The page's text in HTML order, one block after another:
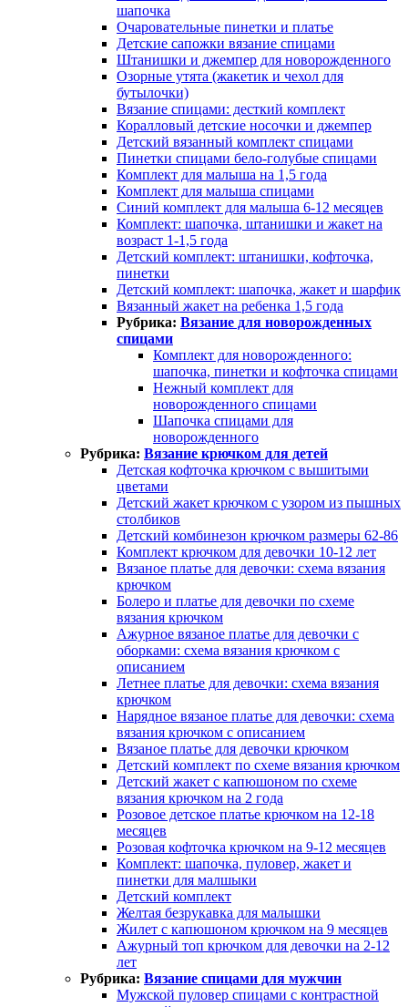
шапочка
Очаровательные пинетки и платье
Детские сапожки вязание спицами
Штанишки и джемпер для новорожденного
Озорные утята (жакетик и чехол для
бутылочки)
Вязание спицами: десткий комплект
Коралловый детские носочки и джемпер
Детский вязанный комплект спицами
Пинетки спицами бело-голубые спицами
Комплект для малыша на 1,5 года
Комплект для малыша спицами
Синий комплект для малыша 6-12 месяцев
Комплект: шапочка, штанишки и жакет на
возраст 1-1,5 года
Детский комплект: штанишки, кофточка,
пинетки
Детский комплект: шапочка, жакет и шарфик
Вязанный жакет на ребенка 1,5 года
Рубрика: Вязание для новорожденных
спицами
Комплект для новорожденного:
шапочка, пинетки и кофточка спицами
Нежный комплект для
новорожденного спицами
Шапочка спицами для
новорожденного
Рубрика: Вязание крючком для детей
Детская кофточка крючком с вышитыми
цветами
Детский жакет крючком с узором из пышных
столбиков
Детский комбинезон крючком размеры 62-86
Комплект крючком для девочки 10-12 лет
Вязаное платье для девочки: схема вязания
крючком
Болеро и платье для девочки по схеме
вязания крючком
Ажурное вязаное платье для девочки с
оборками: схема вязания крючком с
описанием
Летнее платье для девочки: схема вязания
крючком
Нарядное вязаное платье для девочки: схема
вязания крючком с описанием
Вязаное платье для девочки крючком
Детский комплект по схеме вязания крючком
Детский жакет с капюшоном по схеме
вязания крючком на 2 года
Розовое детское платье крючком на 12-18
месяцев
Розовая кофточка крючком на 9-12 месяцев
Комплект: шапочка, пуловер, жакет и
пинетки для малшыки
Детский комплект
Желтая безрукавка для малышки
Жилет с капюшоном крючком на 9 месяцев
Ажурный топ крючком для девочки на 2-12
лет
Рубрика: Вязание спицами для мужчин
Мужской пуловер спицами с контрастной